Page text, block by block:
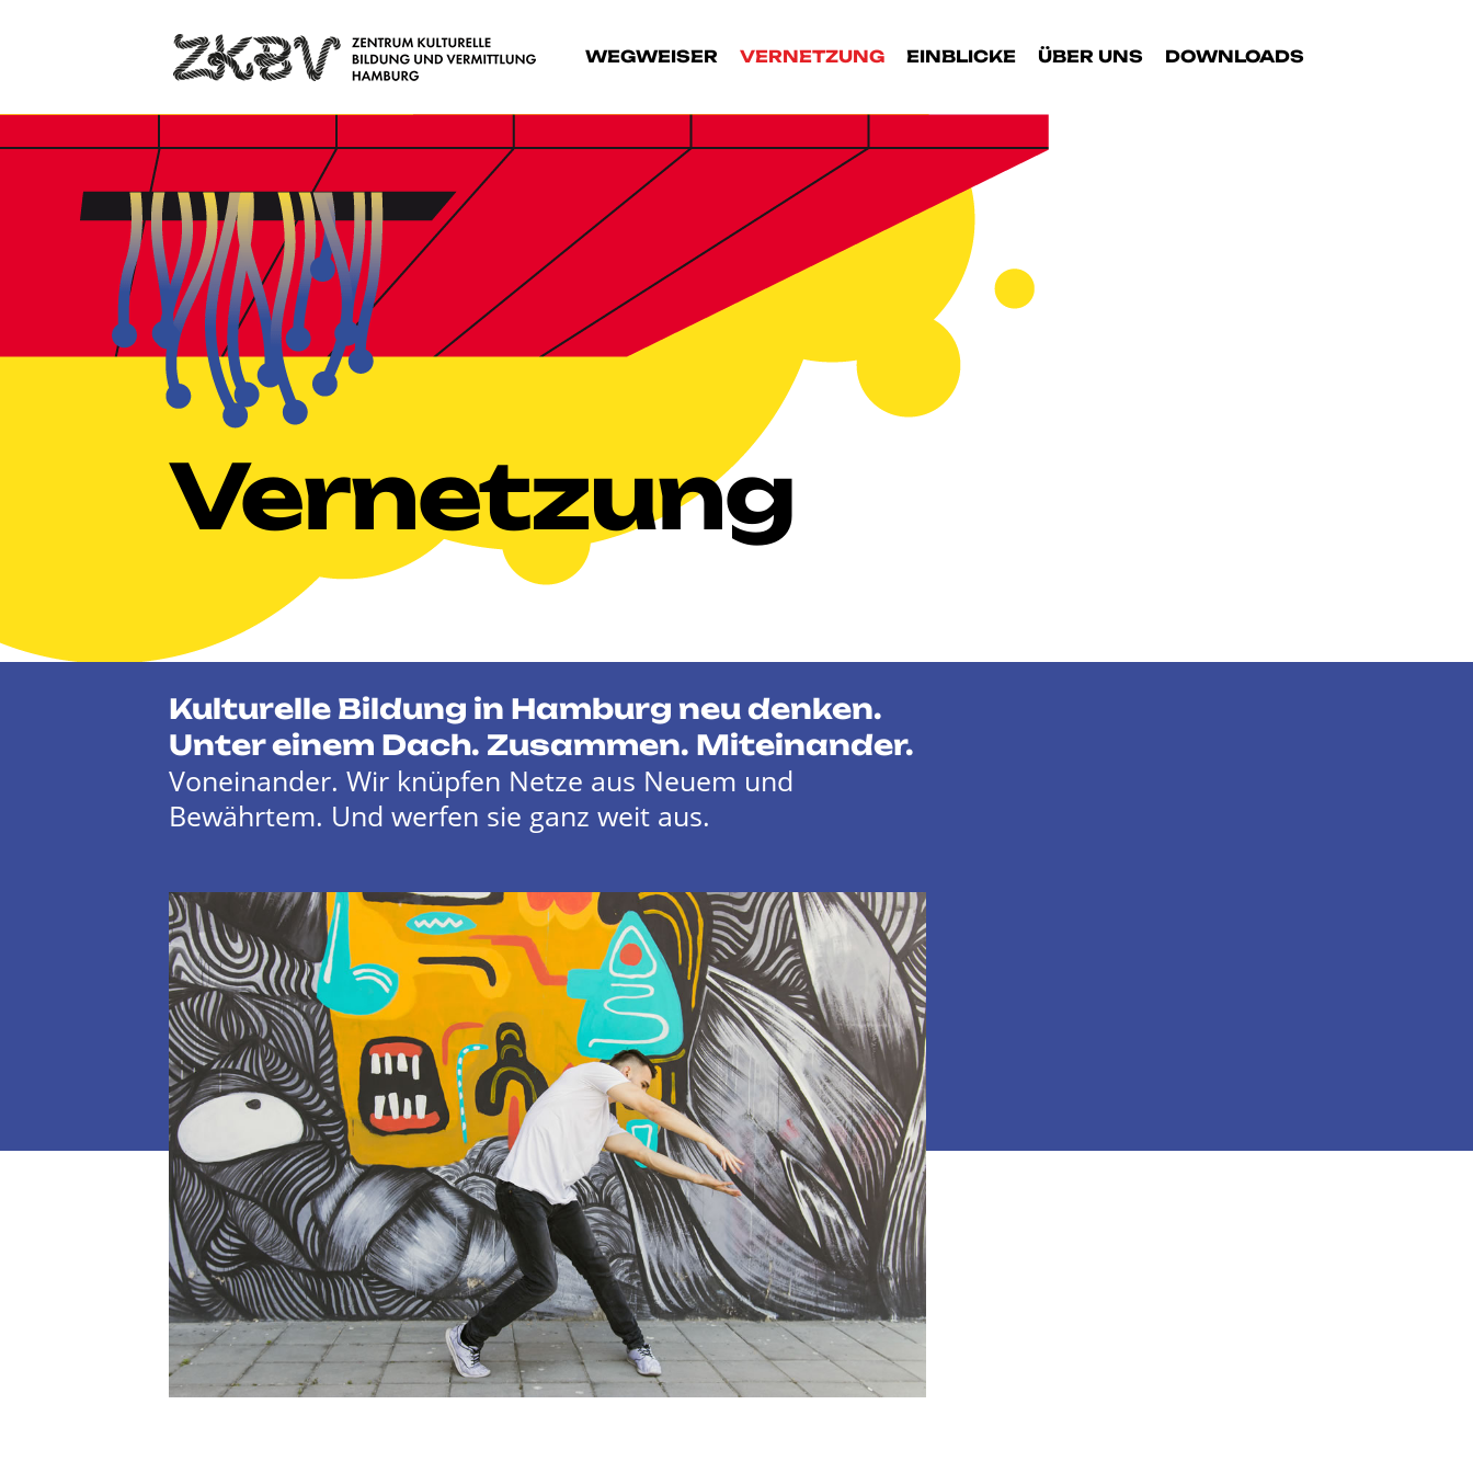
WEGWEISER VERNETZUNG EINBLICKE ÜBER UNS DOWNLOADS
Vernetzung
Kulturelle Bildung in Hamburg neu denken.
Unter einem Dach. Zusammen. Miteinander.
Voneinander. Wir knüpfen Netze aus Neuem und
Bewährtem. Und werfen sie ganz weit aus.